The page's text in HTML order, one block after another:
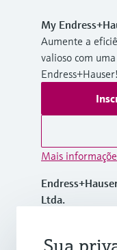
My
Aumente a
valioso com
Endress+Hauser!
Mais
Ltda.